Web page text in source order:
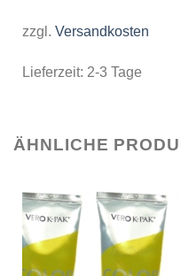
zzgl. Versandkosten
Lieferzeit: 2-3 Tage
ÄHNLICHE